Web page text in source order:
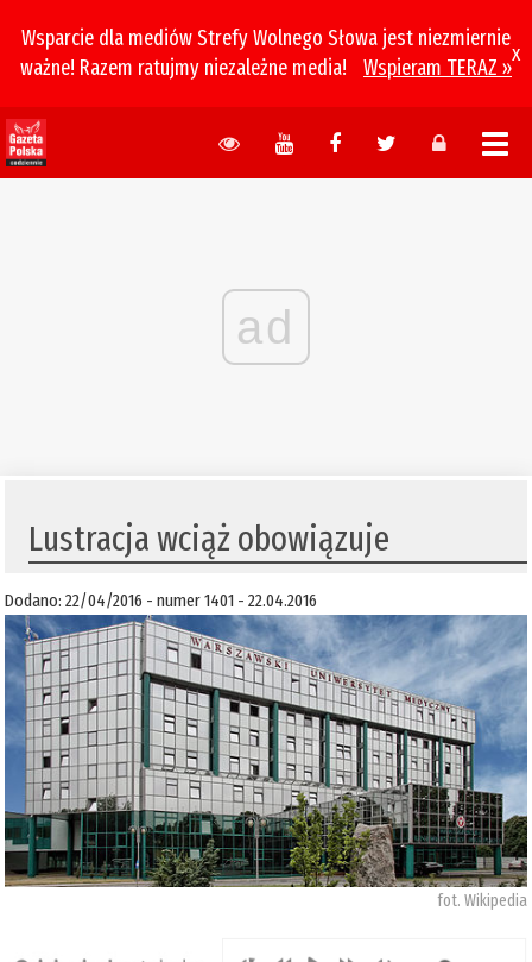
Wsparcie dla mediów Strefy Wolnego Słowa jest niezmiernie
ważne! Razem ratujmy niezależne media!
Wspieram TERAZ »
x
ad
Lustracja wciąż obowiązuje
Dodano: 22/04/2016 - numer 1401 - 22.04.2016
fot. Wikipedia